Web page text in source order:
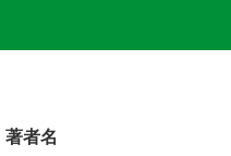
著者名